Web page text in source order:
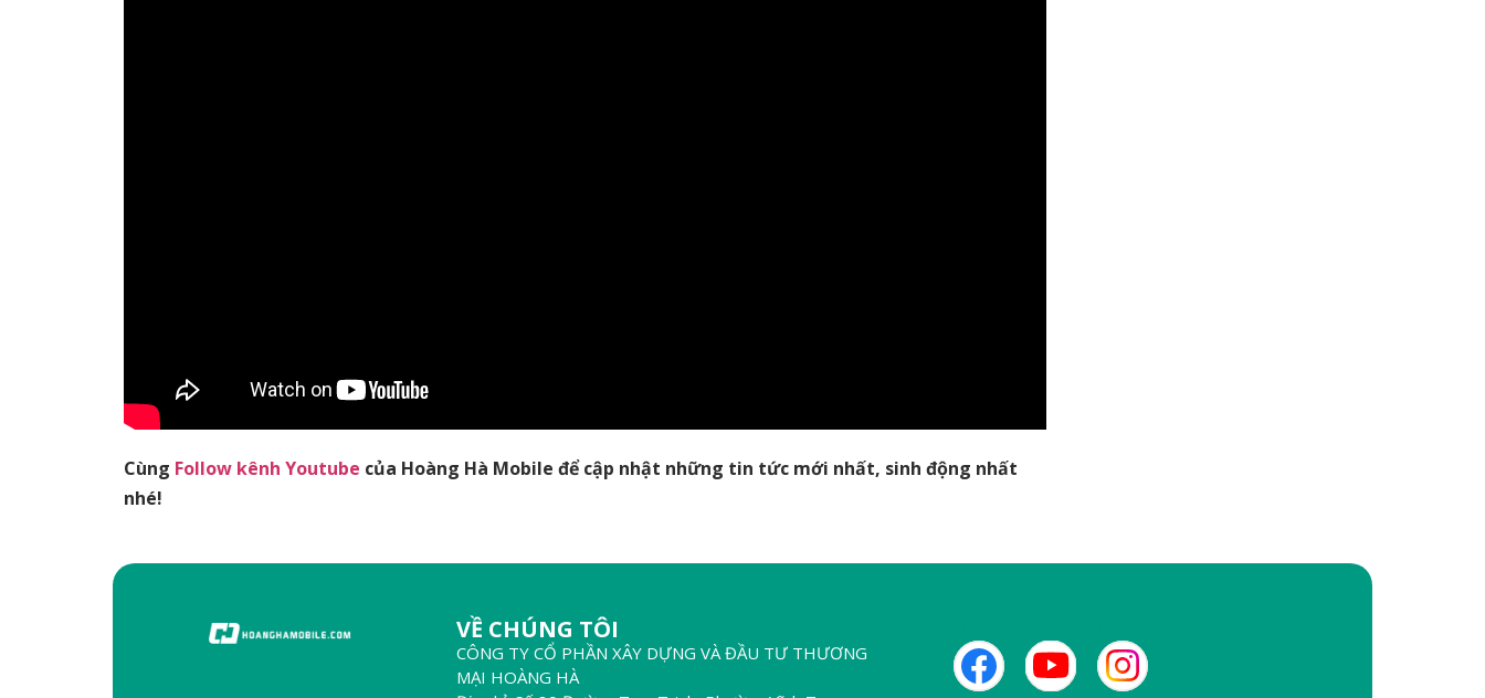
Cùng Follow kênh Youtube của Hoàng Hà Mobile để cập nhật những tin tức mới nhất, sinh động nhất
nhé!
VỀ CHÚNG TÔI
CÔNG TY CỔ PHẦN XÂY DỰNG VÀ ĐẦU TƯ THƯƠNG
MẠI HOÀNG HÀ